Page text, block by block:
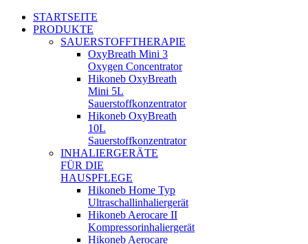
STARTSEITE
PRODUKTE
SAUERSTOFFTHERAPIE
OxyBreath Mini 3
Oxygen Concentrator
Hikoneb OxyBreath
Mini 5L
Sauerstoffkonzentrator
Hikoneb OxyBreath
10L
Sauerstoffkonzentrator
INHALIERGERÄTE
FÜR DIE
HAUSPFLEGE
Hikoneb Home Typ
Ultraschallinhaliergerät
Hikoneb Aerocare II
Kompressorinhaliergerät
Hikoneb Aerocare